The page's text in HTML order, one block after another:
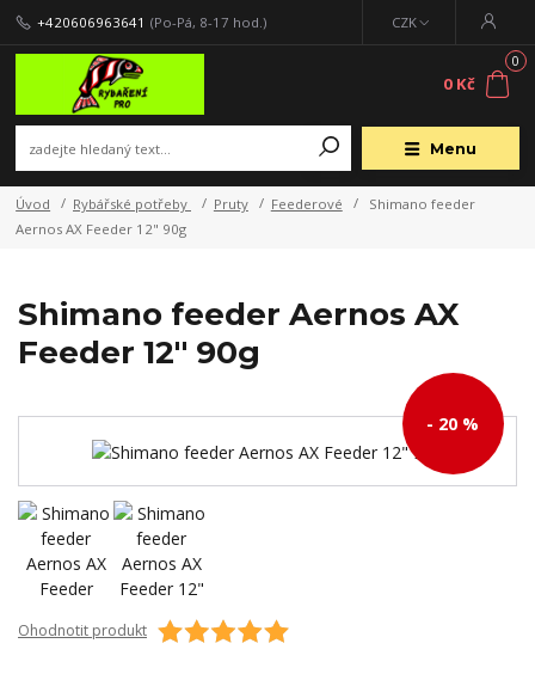
Menu
CZK
+420606963641 (Po-Pá, 8-17 hod.)
0
0 Kč
Úvod Rybářské potřeby Pruty Feederové
Shimano feeder
Aernos AX Feeder 12" 90g
Shimano feeder Aernos AX
Feeder 12" 90g
- 20 %
Ohodnotit produkt